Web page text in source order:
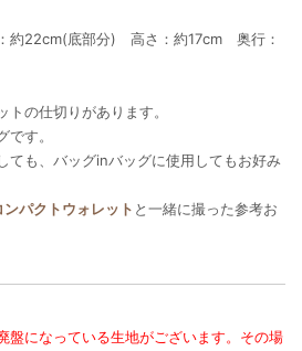
約22cm(底部分) 高さ：約17cm 奥行：
の仕切りがあります。
す。
ても、バッグinバッグに使用してもお好み
ンパクトウォレット と一緒に撮った参考お
盤になっている生地がございます。その場